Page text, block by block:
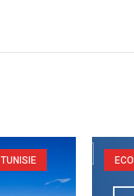
TUNISIE